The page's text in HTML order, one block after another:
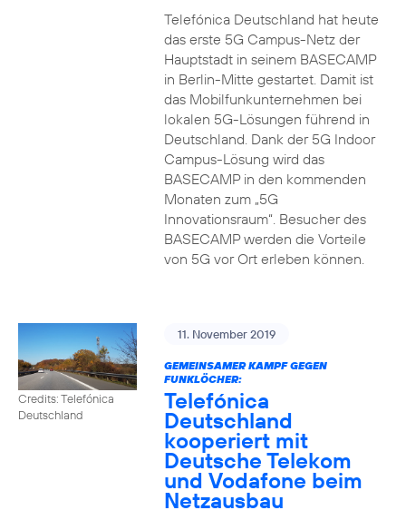
Telefónica Deutschland hat heute
das erste 5G Campus-Netz der
Hauptstadt in seinem BASECAMP
in Berlin-Mitte gestartet. Damit ist
das Mobilfunkunternehmen bei
lokalen 5G-Lösungen führend in
Deutschland. Dank der 5G Indoor
Campus-Lösung wird das
BASECAMP in den kommenden
Monaten zum „5G
Innovationsraum“. Besucher des
BASECAMP werden die Vorteile
von 5G vor Ort erleben können.
Credits: Telefónica
Deutschland
11. November 2019
GEMEINSAMER KAMPF GEGEN
FUNKLÖCHER:
Telefónica
Deutschland
kooperiert mit
Deutsche Telekom
und Vodafone beim
Netzausbau